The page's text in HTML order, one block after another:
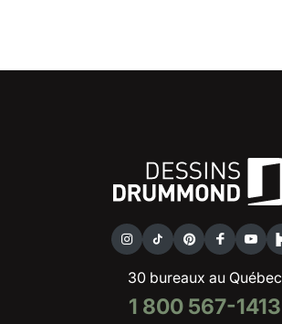
30 bureaux au Québec
1 800 567-1413